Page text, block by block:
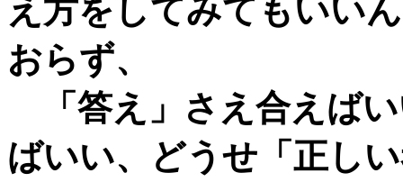
え方をしてみてもいい
おらず、
「答え」さえ合えば
ばいい、どうせ「正し